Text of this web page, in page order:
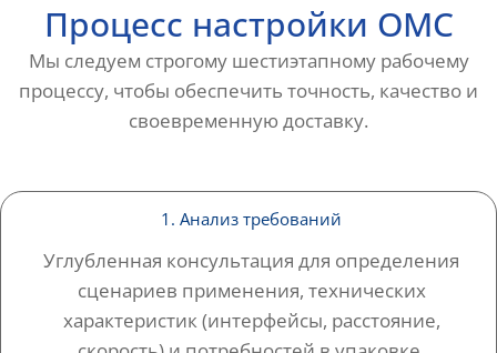
Процесс настройки OMC
Мы следуем строгому шестиэтапному рабочему
процессу, чтобы обеспечить точность, качество и
своевременную доставку.
1. Анализ требований
Углубленная консультация для определения
сценариев применения, технических
характеристик (интерфейсы, расстояние,